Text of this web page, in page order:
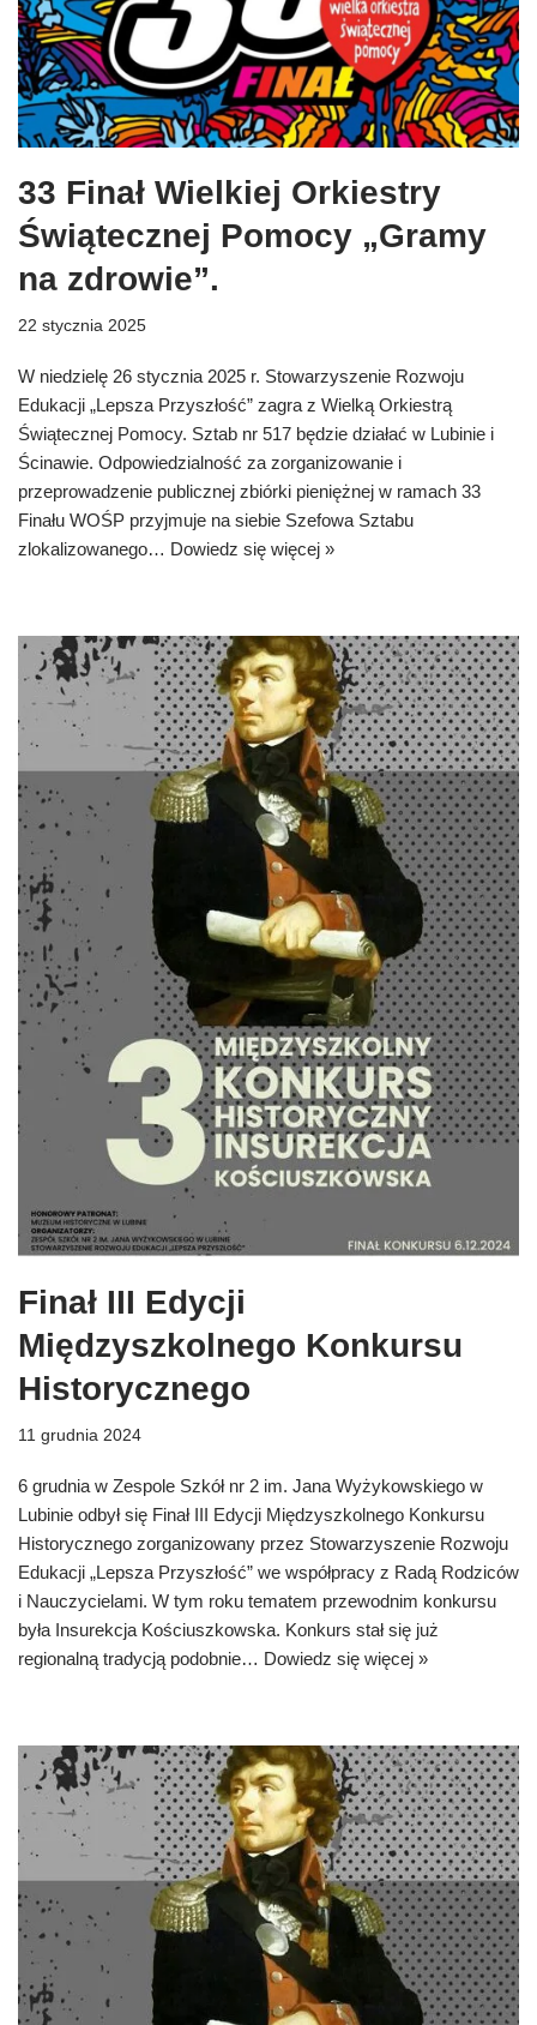
33 Finał Wielkiej Orkiestry
Świątecznej Pomocy „Gramy
na zdrowie”.
22 stycznia 2025
W niedzielę 26 stycznia 2025 r. Stowarzyszenie Rozwoju
Edukacji „Lepsza Przyszłość” zagra z Wielką Orkiestrą
Świątecznej Pomocy. Sztab nr 517 będzie działać w Lubinie i
Ścinawie. Odpowiedzialność za zorganizowanie i
przeprowadzenie publicznej zbiórki pieniężnej w ramach 33
Finału WOŚP przyjmuje na siebie Szefowa Sztabu
zlokalizowanego… Dowiedz się więcej »
Finał III Edycji
Międzyszkolnego Konkursu
Historycznego
11 grudnia 2024
6 grudnia w Zespole Szkół nr 2 im. Jana Wyżykowskiego w
Lubinie odbył się Finał III Edycji Międzyszkolnego Konkursu
Historycznego zorganizowany przez Stowarzyszenie Rozwoju
Edukacji „Lepsza Przyszłość” we współpracy z Radą Rodziców
i Nauczycielami. W tym roku tematem przewodnim konkursu
była Insurekcja Kościuszkowska. Konkurs stał się już
regionalną tradycją podobnie… Dowiedz się więcej »